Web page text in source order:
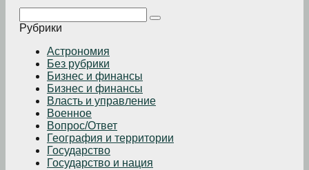
Рубрики
Астрономия
Без рубрики
Бизнеc и финансы
Бизнес и финансы
Власть и управление
Военное
Вопрос/Ответ
География и территории
Государство
Государство и нация